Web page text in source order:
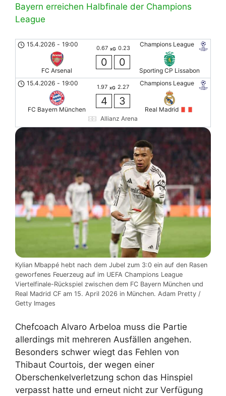
Bayern erreichen Halbfinale der Champions
League
Champions League
15.4.2026 - 19:00
FC Arsenal
0.67 xG 0.23
0 0
Sporting CP Lissabon
Champions League
15.4.2026 - 19:00
FC Bayern München
1.97 xG 2.27
4 3
Real Madrid
Allianz Arena
Kylian Mbappé hebt nach dem Jubel zum 3:0 ein auf den Rasen
geworfenes Feuerzeug auf im UEFA Champions League
Viertelfinale-Rückspiel zwischen dem FC Bayern München und
Real Madrid CF am 15. April 2026 in München. Adam Pretty /
Getty Images
Chefcoach Alvaro Arbeloa muss die Partie
allerdings mit mehreren Ausfällen angehen.
Besonders schwer wiegt das Fehlen von
Thibaut Courtois, der wegen einer
Oberschenkelverletzung schon das Hinspiel
verpasst hatte und erneut nicht zur Verfügung